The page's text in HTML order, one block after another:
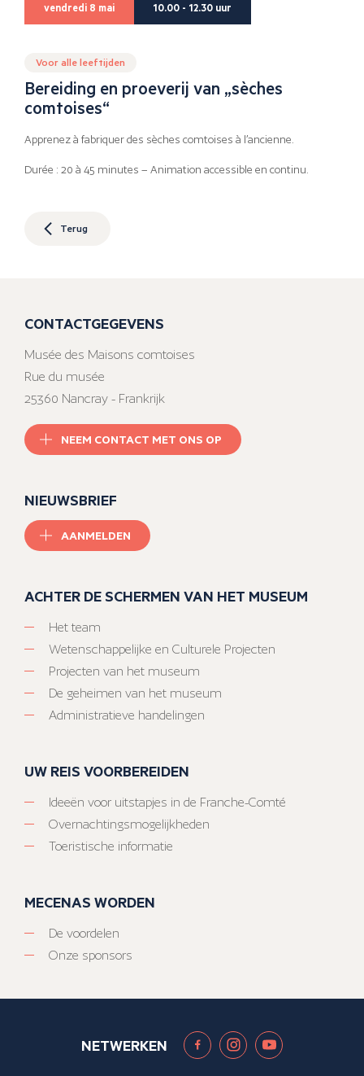
vendredi 8 mai 10.00 - 12.30 uur
Voor alle leeftijden
Bereiding en proeverij van „sèches
comtoises“
Apprenez à fabriquer des sèches comtoises à l’ancienne.
Durée : 20 à 45 minutes – Animation accessible en continu.
Terug
CONTACTGEGEVENS
Musée des Maisons comtoises
Rue du musée
25360 Nancray - Frankrijk
NEEM CONTACT MET ONS OP
NIEUWSBRIEF
AANMELDEN
ACHTER DE SCHERMEN VAN HET MUSEUM
Het team
Wetenschappelijke en Culturele Projecten
Projecten van het museum
De geheimen van het museum
Administratieve handelingen
UW REIS VOORBEREIDEN
Ideeën voor uitstapjes in de Franche-Comté
Overnachtingsmogelijkheden
Toeristische informatie
MECENAS WORDEN
De voordelen
Onze sponsors
NETWERKEN